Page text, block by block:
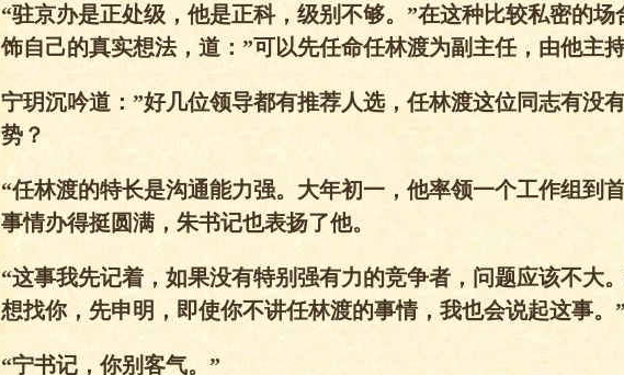
“驻京办是正处级，他是正科，级别不够。”在这种比较私密的
饰自己的真实想法，道：”可以先任命任林渡为副主任，由他主
宁玥沉吟道：”好几位领导都有推荐人选，任林渡这位同志有没
势？
“任林渡的特长是沟通能力强。大年初一，他率领一个工作组到
事情办得挺圆满，朱书记也表扬了他。
“这事我先记着，如果没有特别强有力的竞争者，问题应该不大
想找你，先申明，即使你不讲任林渡的事情，我也会说起这事。”
“宁书记，你别客气。”